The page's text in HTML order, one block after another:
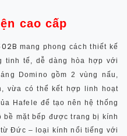
cao cấp
mang phong cách thiết kế
tinh tế, dễ dàng hòa hợp với
Domino gồm 2 vùng nấu ,
vừa có thể kết hợp linh hoạt
Hafele để tạo nên hệ thống
bề mặt bếp được trang bị
kính
Đức – loại kính nổi tiếng với